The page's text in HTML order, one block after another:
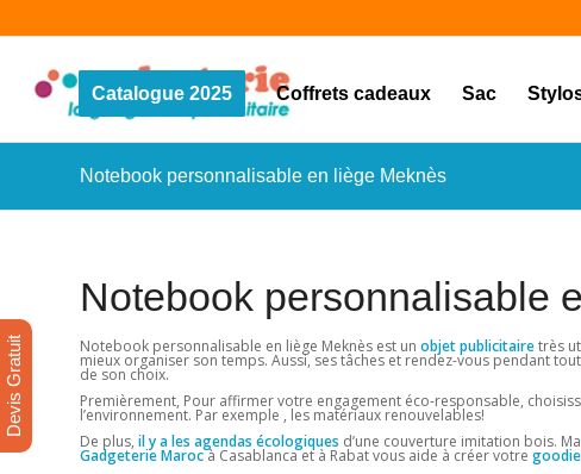
Catalogue 2025 Coffrets cadeaux Sac
Notebook personnalisable en liège Meknès
Notebook personnalisable
Notebook personnalisable en liège Meknès est un objet publicitairetrès
mieux organiser son temps. Aussi, ses tâches et rendez-vous pendant
de son choix.
Premièrement, Pour affirmer votre engagement éco-responsable,
l’environnement. Par exemple , les matériaux renouvelables!
De plus, il y a les agendas écologiques d’une couverture imitation bois.
Gadgeterie Marocà Casablanca et à Rabat vous aide à créer votre
Devis Gratuit